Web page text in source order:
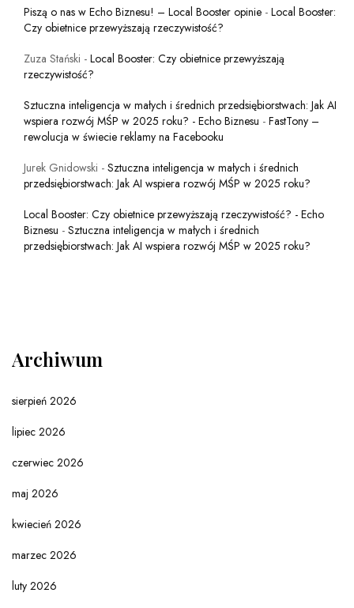
Piszą o nas w Echo Biznesu! – Local Booster opinie - Local Booster:
Czy obietnice przewyższają rzeczywistość?
Zuza Stański - Local Booster: Czy obietnice przewyższają
rzeczywistość?
Sztuczna inteligencja w małych i średnich przedsiębiorstwach: Jak AI
wspiera rozwój MŚP w 2025 roku? - Echo Biznesu - FastTony –
rewolucja w świecie reklamy na Facebooku
Jurek Gnidowski - Sztuczna inteligencja w małych i średnich
przedsiębiorstwach: Jak AI wspiera rozwój MŚP w 2025 roku?
Local Booster: Czy obietnice przewyższają rzeczywistość? - Echo
Biznesu - Sztuczna inteligencja w małych i średnich
przedsiębiorstwach: Jak AI wspiera rozwój MŚP w 2025 roku?
Archiwum
sierpień 2026
lipiec 2026
czerwiec 2026
maj 2026
kwiecień 2026
marzec 2026
luty 2026